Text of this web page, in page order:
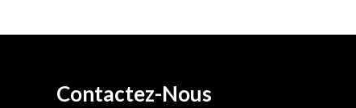
Contactez-Nous